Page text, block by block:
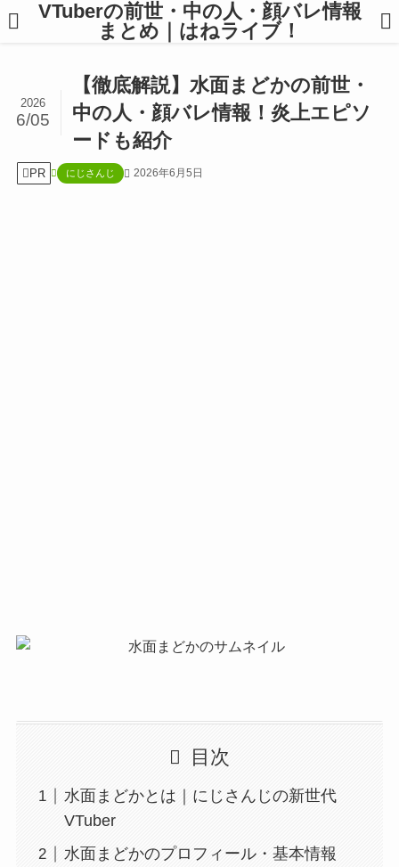
VTuberの前世・中の人・顔バレ情報
まとめ｜はねライブ！
【徹底解説】水面まどかの前世・
中の人・顔バレ情報！炎上エピソ
ードも紹介
2026
6/05
PR にじさんじ 2026年6月5日
目次
水面まどかとは｜にじさんじの新世代
VTuber
水面まどかのプロフィール・基本情報